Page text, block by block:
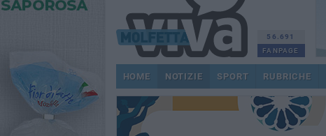
56.691
FANPAGE
HOME NOTIZIE SPORT RUBRICHE